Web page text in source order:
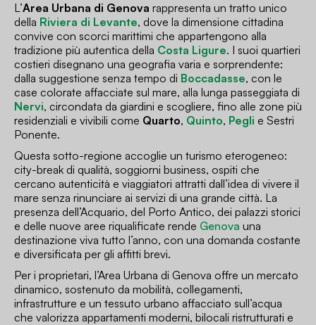
L’Area Urbana di Genova rappresenta un tratto unico
della Riviera di Levante, dove la dimensione cittadina
convive con scorci marittimi che appartengono alla
tradizione più autentica della Costa Ligure. I suoi quartieri
costieri disegnano una geografia varia e sorprendente:
dalla suggestione senza tempo di Boccadasse, con le
case colorate affacciate sul mare, alla lunga passeggiata di
Nervi, circondata da giardini e scogliere, fino alle zone più
residenziali e vivibili come Quarto, Quinto, Pegli e Sestri
Ponente.
Questa sotto-regione accoglie un turismo eterogeneo:
city-break di qualità, soggiorni business, ospiti che
cercano autenticità e viaggiatori attratti dall’idea di vivere il
mare senza rinunciare ai servizi di una grande città. La
presenza dell’Acquario, del Porto Antico, dei palazzi storici
e delle nuove aree riqualificate rende Genova una
destinazione viva tutto l’anno, con una domanda costante
e diversificata per gli affitti brevi.
Per i proprietari, l’Area Urbana di Genova offre un mercato
dinamico, sostenuto da mobilità, collegamenti,
infrastrutture e un tessuto urbano affacciato sull’acqua
che valorizza appartamenti moderni, bilocali ristrutturati e